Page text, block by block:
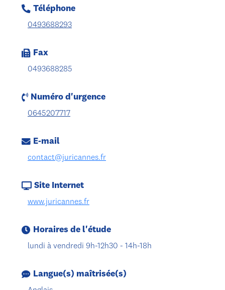
Téléphone
0493688293
Fax
0493688285
Numéro d'urgence
0645207717
E-mail
contact@juricannes.fr
Site Internet
www.juricannes.fr
Horaires de l'étude
lundi à vendredi 9h-12h30 - 14h-18h
Langue(s) maîtrisée(s)